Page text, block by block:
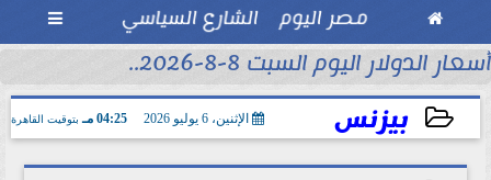
 مصر اليوم الشارع السياسي 
أسعار الدولار اليوم السبت 8-8-2026..
بيزنس الإثنين، 6 يوليو 2026 04:25 مـ بتوقيت القاهرة
2026-07-06 16:25:15